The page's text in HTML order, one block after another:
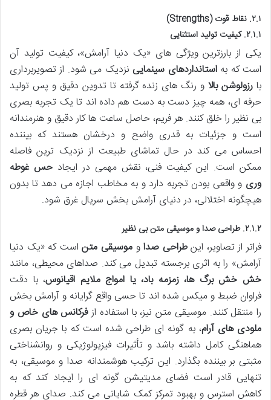
۲.۱. نقاط قوت (Strengths)
۲.۱.۱. کیفیت تولید استثنایی
یکی از بارزترین ویژگی های «یک دنیا آرامش»، کیفیت تولید آن
است که بهاستانداردهای سینمایینزدیک می شود. از تصویربرداری
با رزولوشن بالاو رنگ های زنده گرفته تا تدوین دقیق و پس تولید
حرفه ای، همه چیز دست به دست هم داده اند تا یک تجربه بصری
بی نظیر را خلق کنند. هر فریم، حاصل ساعت ها کار دقیق و هنرمندانه
است و جزئیات به قدری واضح و درخشان هستند که بیننده
احساس می کند در حال تماشای طبیعت از نزدیک ترین فاصله
ممکن است. این کیفیت فنی، نقش مهمی در ایجادحس غوطه
وری و واقعی بودن تجربه دارد و به مخاطب اجازه می دهد تا بدون
هیچگونه اختلالی، در دنیای آرامش بخش سریال غرق شود.
۲.۱.۲. طراحی صدا و موسیقی متن بی نظیر
فراتر از تصاویر، اینطراحی صداوموسیقی متناست که «یک دنیا
آرامش» را به اثری برجسته تبدیل می کند. صداهای محیطی، مانند
خش خش برگ ها، زمزمه باد، یا امواج ملایم اقیانوس، با دقت
فراوان ضبط و میکس شده اند تا حسی واقع گرایانه و آرامش بخش
را منتقل کنند. موسیقی متن نیز، با استفاده ازفرکانس های خاص و
ملودی های آرام، به گونه ای طراحی شده است که با جریان بصری
هماهنگی کامل داشته باشد و تأثیرات فیزیولوژیکی و روانشناختی
مثبتی بر بیننده بگذارد. این ترکیب هوشمندانه صدا و موسیقی، به
تنهایی قادر است فضای مدیتیشن گونه ای را ایجاد کند که به
کاهش استرس و بهبود تمرکز کمک شایانی می کند. صدای هر قطره